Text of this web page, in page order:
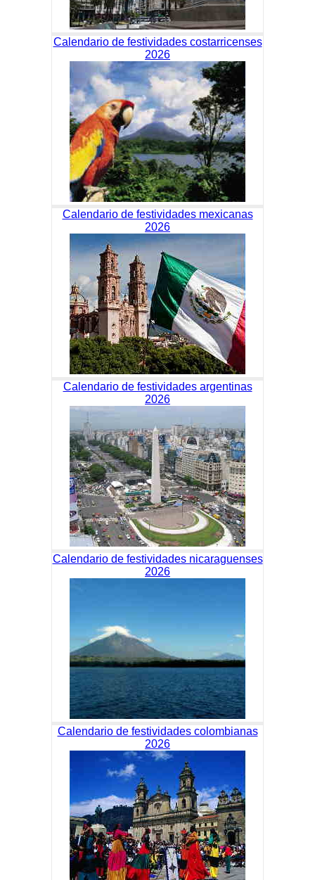
Calendario de festividades costarricenses
2026
Calendario de festividades mexicanas
2026
Calendario de festividades argentinas
2026
Calendario de festividades nicaraguenses
2026
Calendario de festividades colombianas
2026